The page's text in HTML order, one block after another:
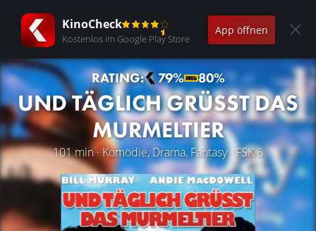
KinoCheck
Kostenlos im Google Play Store
App öffnen
RATING: 79% 80%
UND TÄGLICH GRÜSST DAS M
URMELTIER
101 min · Komödie, Drama, Fantasy · FSK 6